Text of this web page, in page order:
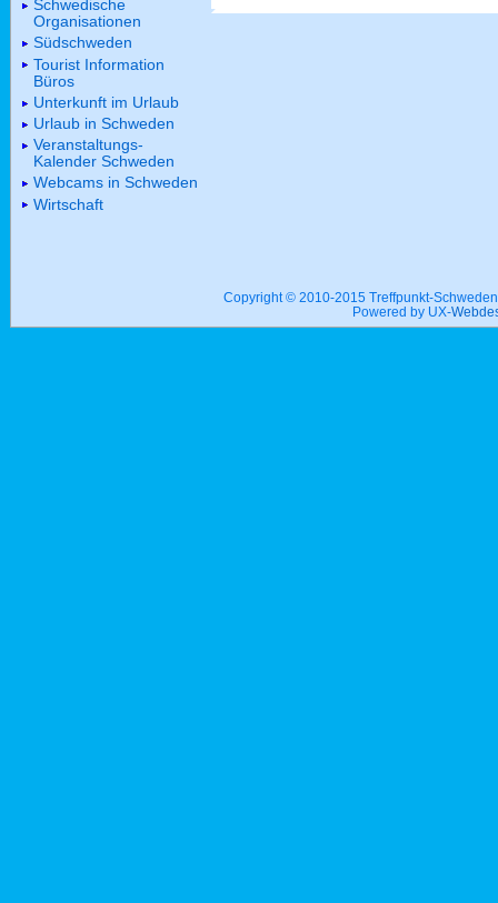
Schwedische
Organisationen
Südschweden
Tourist Information
Büros
Unterkunft im Urlaub
Urlaub in Schweden
Veranstaltungs-
Kalender Schweden
Webcams in Schweden
Wirtschaft
Copyright © 2010-2015 Treffpunkt-
Powered by UX-